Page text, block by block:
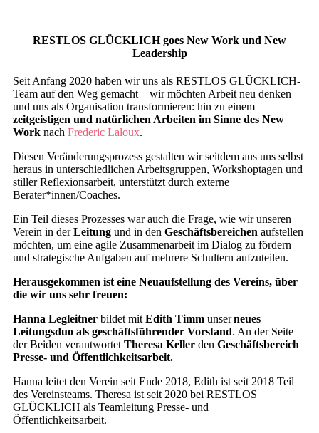
RESTLOS GLÜCKLICH goes New Work und New
Leadership
Seit Anfang 2020 haben wir uns als RESTLOS GLÜCKLICH-
Team auf den Weg gemacht – wir möchten Arbeit neu denken
und uns als Organisation transformieren: hin zu einem
zeitgeistigen und natürlichen Arbeiten im Sinne des New
Work nach Frederic Laloux.
Diesen Veränderungsprozess gestalten wir seitdem aus uns selbst
heraus in unterschiedlichen Arbeitsgruppen, Workshoptagen und
stiller Reflexionsarbeit, unterstützt durch externe
Berater*innen/Coaches.
Ein Teil dieses Prozesses war auch die Frage, wie wir unseren
Verein in derLeitung und in den Geschäftsbereichen aufstellen
möchten, um eine agile Zusammenarbeit im Dialog zu fördern
und strategische Aufgaben auf mehrere Schultern aufzuteilen.
Herausgekommen ist eine Neuaufstellung des Vereins, über
die wir uns sehr freuen:
Hanna Legleitner bildet mit Edith Timm unserneues
Leitungsduo als geschäftsführender Vorstand. An der Seite
der Beiden verantwortet Theresa Keller den Geschäftsbereich
Presse- und Öffentlichkeitsarbeit.
Hanna leitet den Verein seit Ende 2018, Edith ist seit 2018 Teil
des Vereinsteams. Theresa ist seit 2020 bei RESTLOS
GLÜCKLICH als Teamleitung Presse- und
Öffentlichkeitsarbeit.